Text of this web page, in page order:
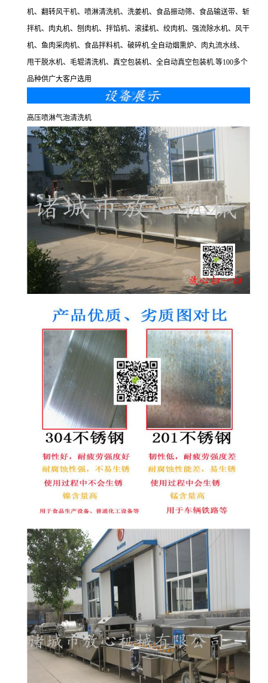
机、翻转风干机、喷淋清洗机、洗姜机、食品振动筛、食品输送带、斩
拌机、肉丸机、刨肉机、拌馅机、滚揉机、绞肉机、强流除水机、风干
机、鱼肉采肉机、食品拌料机、破碎机.全自动烟熏炉、肉丸流水线、
甩干脱水机、毛辊清洗机、真空包装机、全自动真空包装机.等100多个
品种供广大客户选用
高压喷淋气泡清洗机